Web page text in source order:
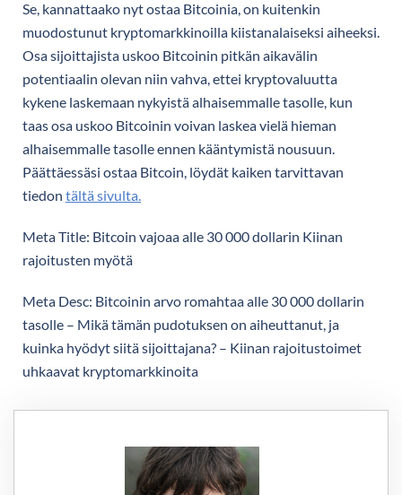
Se, kannattaako nyt ostaa Bitcoinia, on kuitenkin
muodostunut kryptomarkkinoilla kiistanalaiseksi aiheeksi.
Osa sijoittajista uskoo Bitcoinin pitkän aikavälin
potentiaalin olevan niin vahva, ettei kryptovaluutta
kykene laskemaan nykyistä alhaisemmalle tasolle, kun
taas osa uskoo Bitcoinin voivan laskea vielä hieman
alhaisemmalle tasolle ennen kääntymistä nousuun.
Päättäessäsi ostaa Bitcoin, löydät kaiken tarvittavan
tiedon tältä sivulta.
Meta Title: Bitcoin vajoaa alle 30 000 dollarin Kiinan
rajoitusten myötä
Meta Desc: Bitcoinin arvo romahtaa alle 30 000 dollarin
tasolle – Mikä tämän pudotuksen on aiheuttanut, ja
kuinka hyödyt siitä sijoittajana? – Kiinan rajoitustoimet
uhkaavat kryptomarkkinoita